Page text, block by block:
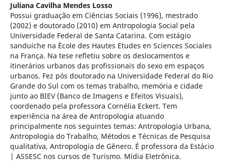
Juliana Cavilha Mendes Losso
Possui graduação em Ciências Sociais (1996), mestrado
(2002) e doutorado (2010) em Antropologia Social pela
Universidade Federal de Santa Catarina. Com estágio
sanduíche na Ècole des Hautes Etudes en Sciences Sociales
na França. Na tese refletiu sobre os deslocamentos e
itinerários urbanos das profissionais do sexo em espaços
urbanos. Fez pós doutorado na Universidade Federal do Rio
Grande do Sul com os temas trabalho, memória e cidade
junto ao BIEV (Banco de Imagens e Efeitos Visuais),
coordenado pela professora Cornélia Eckert. Tem
experiência na área de Antropologia atuando
principalmente nos seguintes temas: Antropologia Urbana,
Antropologia do Trabalho, Métodos e Técnicas de Pesquisa
qualitativa, Antropologia de Gênero. É professora da Estácio
| ASSESC nos cursos de Turismo. Mídia Eletrônica.